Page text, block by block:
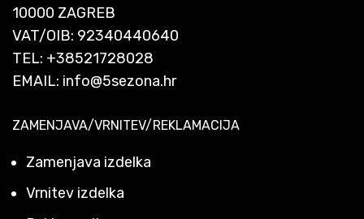
10000 ZAGREB
VAT/OIB: 92340440640
TEL: +38521728028
EMAIL: info@5sezona.hr
ZAMENJAVA/VRNITEV/REKLAMACIJA
Zamenjava izdelka
Vrnitev izdelka